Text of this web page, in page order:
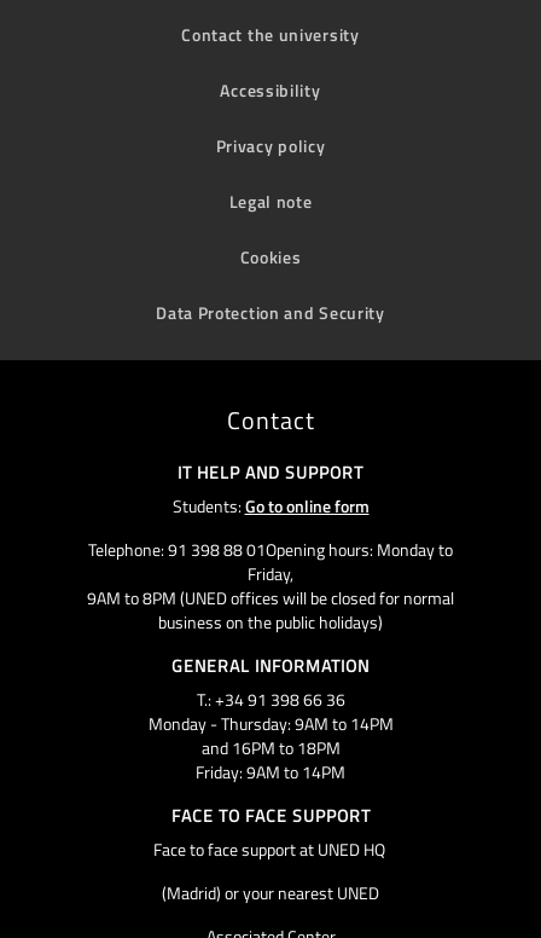
Contact the university
Accessibility
Privacy policy
Legal note
Cookies
Data Protection and Security
Contact
IT HELP AND SUPPORT
Students:Go to online form
Telephone: 91 398 88 01Opening hours: Monday to
Friday,
9AM to 8PM (UNED offices will be closed for normal
business on the public holidays)
GENERAL INFORMATION
T.: +34 91 398 66 36
Monday - Thursday: 9AM to 14PM
and 16PM to 18PM
Friday: 9AM to 14PM
FACE TO FACE SUPPORT
Face to face support at UNED HQ
(Madrid) or your nearest UNED